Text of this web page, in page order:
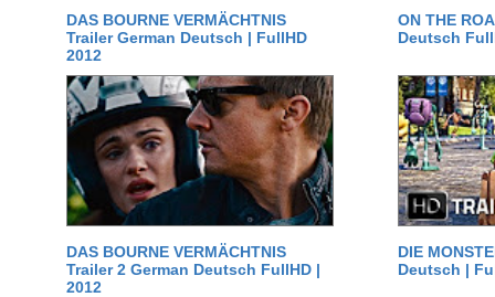
DAS BOURNE VERMÄCHTNIS
Trailer German Deutsch | FullHD
2012
ON THE
Deutsch
DAS BOURNE VERMÄCHTNIS
Trailer 2 German Deutsch FullHD |
2012
DIE
Deutsch |